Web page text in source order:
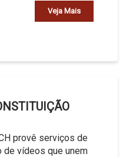
Veja Mais
provê serviços de
de vídeos que unem